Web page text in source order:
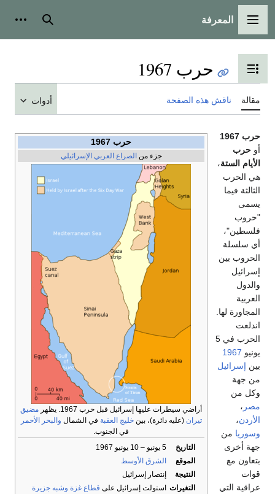
القائمة الرئيسية
المعرفة بحث
تبديل عرض جدول المحتويات
حرب 1967
مقالة ناقش هذه الصفحة أدوات
حرب 1967
جزء من الصراع العربي الإسرائيلي
أراضي سيطرات عليها إسرائيل قبل حرب 1967. يظهر
مضيق
تيران (عليه دائرة)، بينخليج العقبة في الشمال والبحر الأحمر
في الجنوب.
التاريخ
5 يونيو – 10 يونيو 1967
الموقع
الشرق الأوسط
النتيجة
إنتصار إسرائيل
التغيرات
استولت إسرائيل على قطاع غزة وشبه جزيرة
حرب 1967
أو حرب
الأيام الستة،
هي الحرب
الثالثة فيما
يسمى
"حروب
فلسطين"،
أي سلسلة
الحروب بين
إسرائيل
والدول
العربية
المجاورة لها.
اندلعت
الحرب في 5
يونيو 1967
بين إسرائيل
من جهة
وكل من
مصر ،
الأردن،
وسوريا من
جهة أخرى
بتعاون مع
قوات
عراقية التي